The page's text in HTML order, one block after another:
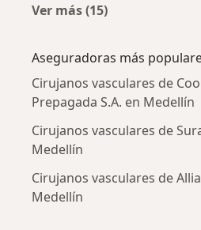
Ver más (15)
Aseguradoras más
Cirujanos vasculares de
Prepagada S.A. en Medellín
Cirujanos vasculares de
Medellín
Cirujanos vasculares de
Medellín